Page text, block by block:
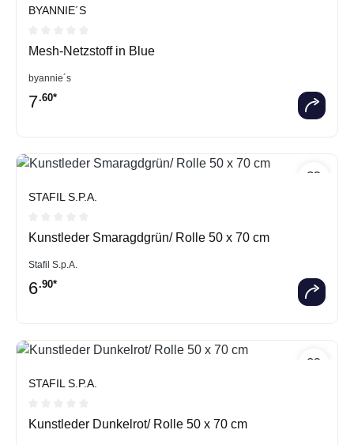
BYANNIE´S
Durchschnittliche Bewertung von 0 von 5 Sternen
Mesh-Netzstoff in Blue
byannie´s
7.60*
STAFIL S.P.A.
Durchschnittliche Bewertung von 0 von 5 Sternen
Kunstleder Smaragdgrün/ Rolle 50 x 70 cm
Stafil S.p.A.
6.90*
STAFIL S.P.A.
Durchschnittliche Bewertung von 0 von 5 Sternen
Kunstleder Dunkelrot/ Rolle 50 x 70 cm